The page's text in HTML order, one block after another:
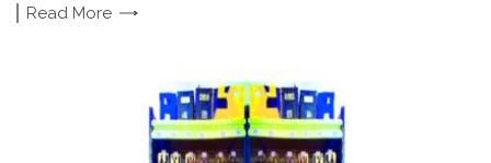
Read More